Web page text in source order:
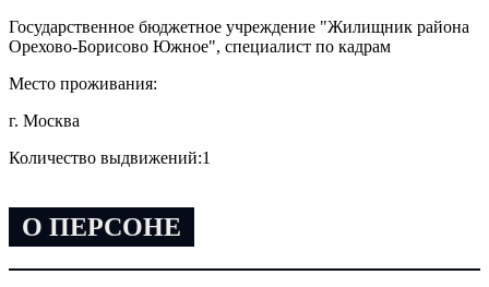
Государственное бюджетное учреждение "Жилищник района
Орехово-Борисово Южное", специалист по кадрам
Место проживания:
г. Москва
Количество выдвижений:1
О ПЕРСОНЕ